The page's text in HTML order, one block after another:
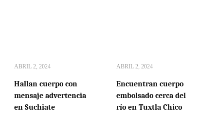
ABRIL 2, 2024
Hallan cuerpo con
mensaje advertencia
en Suchiate
ABRIL 2, 2024
Encuentran cuerpo
embolsado cerca del
río en Tuxtla Chico